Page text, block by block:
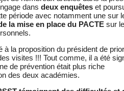
dans deux enquêtes et
période avec notamment une sur
la mise en place du PACTE sur
à la proposition du président de
visites !!! Tout comme, il a été
de prévention était plus riche
des deux académies.